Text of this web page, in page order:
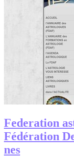
Federation
Fédération
nes